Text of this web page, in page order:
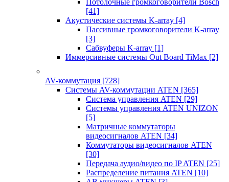
Потолочные громкоговорители Bosch
[41]
Акустические системы K-array [4]
Пассивные громкоговорители K-array
[3]
Сабвуферы K-array [1]
Иммерсивные системы Out Board TiMax [2]
AV-коммутация [728]
Системы AV-коммутации ATEN [365]
Система управления ATEN [29]
Системы управления ATEN UNIZON
[5]
Матричные коммутаторы
видеосигналов ATEN [34]
Коммутаторы видеосигналов ATEN
[30]
Передача аудио/видео по IP ATEN [25]
Распределение питания ATEN [10]